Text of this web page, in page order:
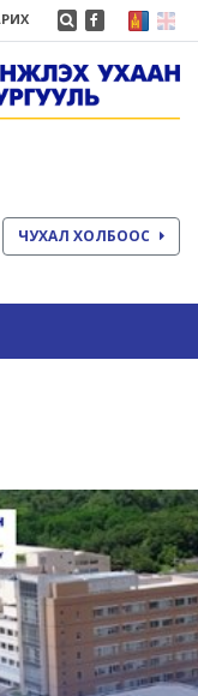
ЧУХАЛ ХОЛБООС